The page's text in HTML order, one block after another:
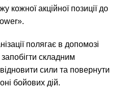
кожної акційної позиції до
полягає в допомозі
складним
сили та повернути
бойових дій.